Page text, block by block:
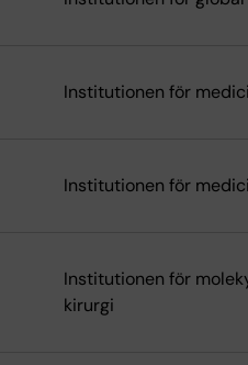
Institutionen för
Institutionen för
Institutionen för
kirurgi